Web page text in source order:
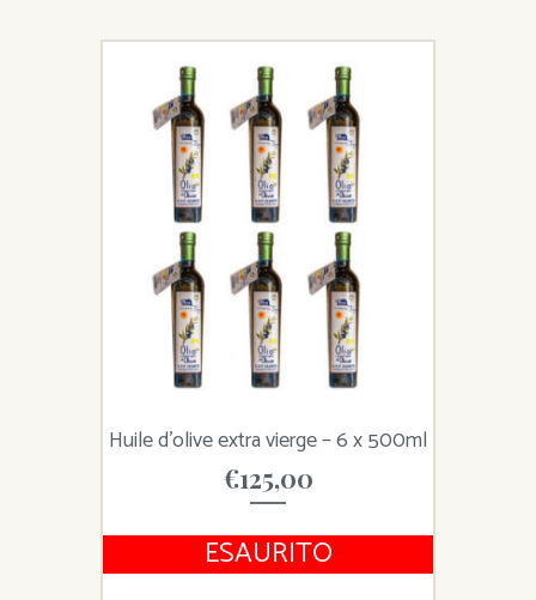
Huile d’olive extra vierge – 6 x 500ml
€125,00
ESAURITO